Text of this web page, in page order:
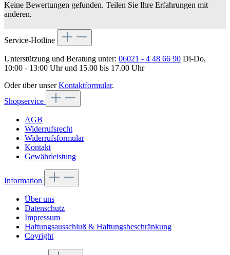
Keine Bewertungen gefunden. Teilen Sie Ihre Erfahrungen mit
anderen.
Service-Hotline
Unterstützung und Beratung unter: 06021 - 4 48 66 90 Di-Do,
10:00 - 13:00 Uhr und 15.00 bis 17.00 Uhr
Oder über unserKontaktformular.
Shopservice
AGB
Widerrufsrecht
Widerrufsformular
Kontakt
Gewährleistung
Information
Über uns
Datenschutz
Impressum
Haftungsausschluß & Haftungsbeschränkung
Coyright